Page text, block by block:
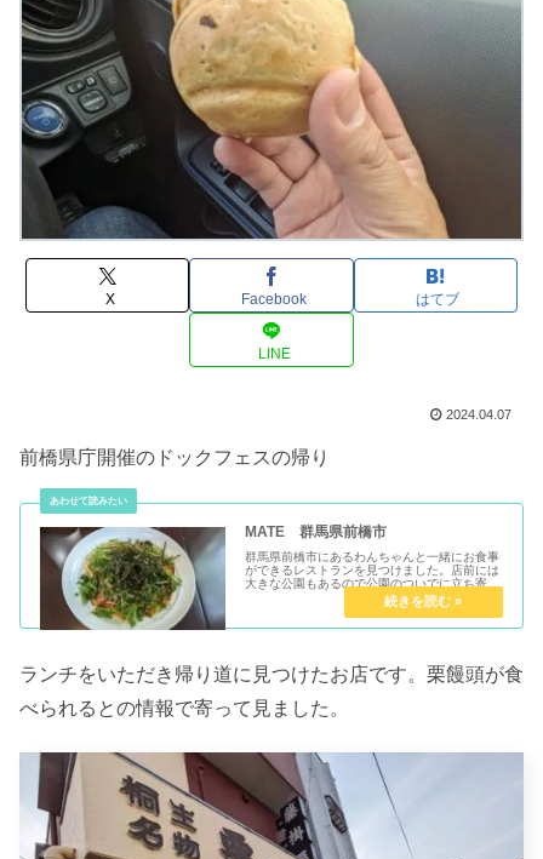
X Facebook はてブ
LINE
2024.04.07
前橋県庁開催のドックフェスの帰り
MATE 群馬県前橋市
群馬県前橋市にあるわんちゃんと一緒にお食事
ができるレストランを見つけました。店前には
大きな公園もあるので公園のついでに立ち寄れ
ランチをいただき帰り道に見つけたお店です。栗饅頭が食
べられるとの情報で寄って見ました。